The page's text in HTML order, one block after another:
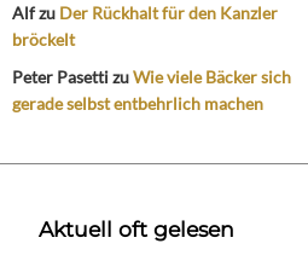
Alfzu Der Rückhalt für den Kanzler
bröckelt
Peter PasettizuWie viele Bäcker sich
gerade selbst entbehrlich machen
Aktuell oft gelesen